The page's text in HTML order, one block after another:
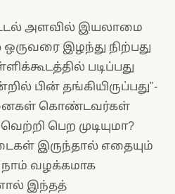
அளவில் இயலாமை
இழந்து நிற்பது
படிப்பது
பின் தங்கியிருப்பது"-
கொண்டவர்கள்
பெற முடியுமா?
இருந்தால் எதையும்
நாம் வழக்கமாக
இந்தத்